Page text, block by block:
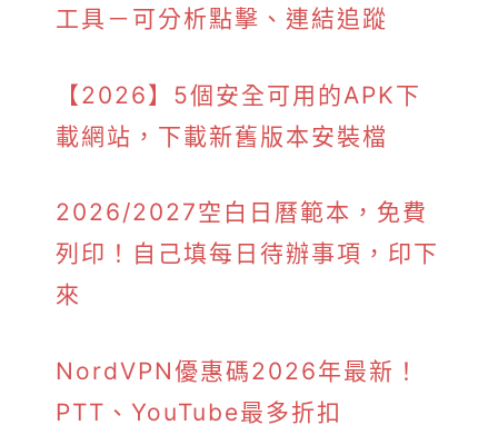
工具－可分析點擊、連結追蹤
【2026】5個安全可用的APK下
載網站，下載新舊版本安裝檔
2026/2027空白日曆範本，免費
列印！自己填每日待辦事項，印下
來
NordVPN優惠碼2026年最新！
PTT、YouTube最多折扣